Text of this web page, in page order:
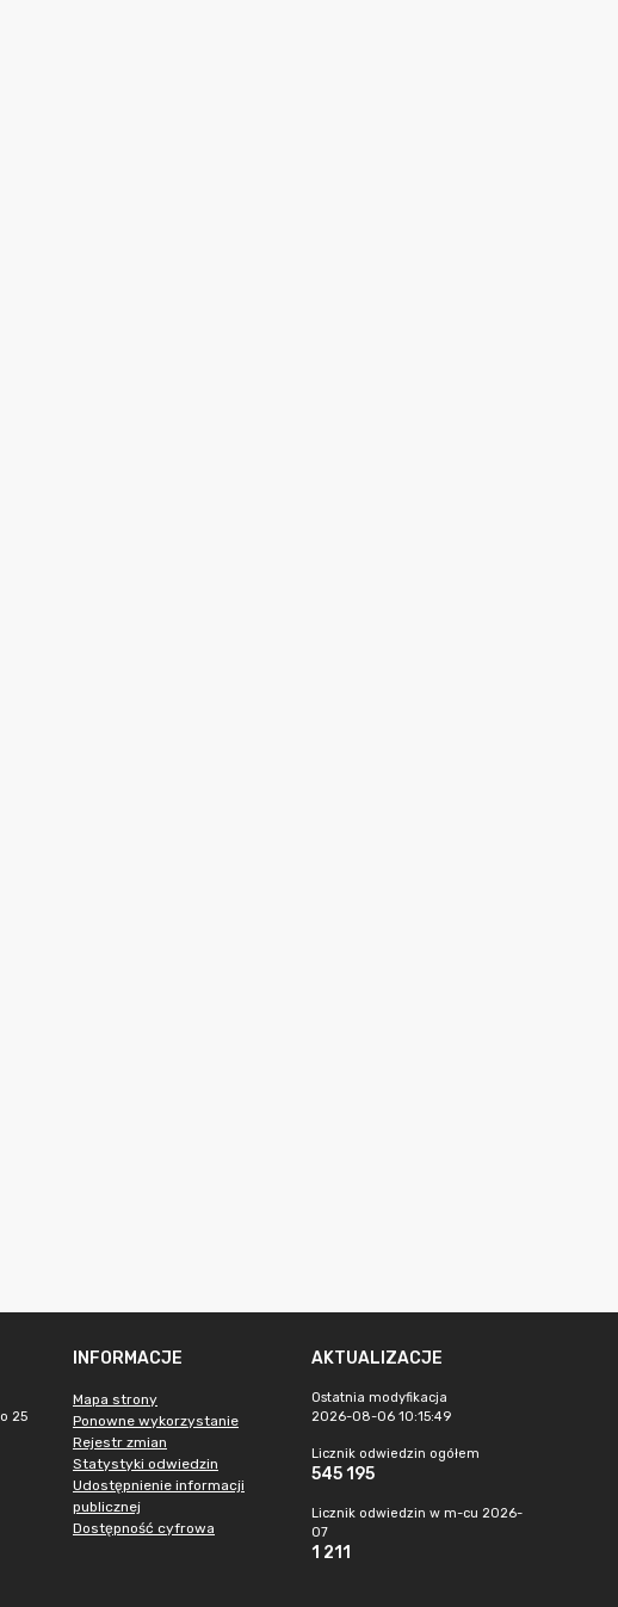
25
INFORMACJE
Mapa strony
Ponowne wykorzystanie
Rejestr zmian
Statystyki odwiedzin
Udostępnienie informacji
publicznej
Dostępność cyfrowa
AKTUALIZACJE
Ostatnia modyfikacja
2026-08-06 10:15:49
Licznik odwiedzin ogółem
545 195
Licznik odwiedzin w m-cu 2026-
07
1 211